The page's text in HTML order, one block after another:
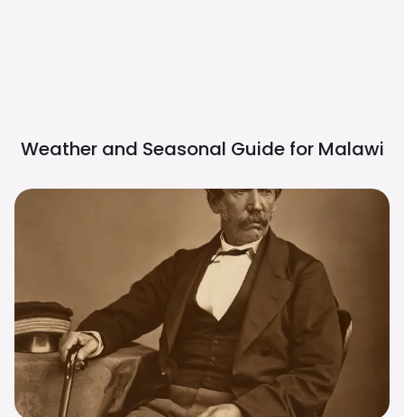
Weather and Seasonal Guide for Malawi